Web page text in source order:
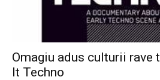
Omagiu adus culturii rave
It Techno